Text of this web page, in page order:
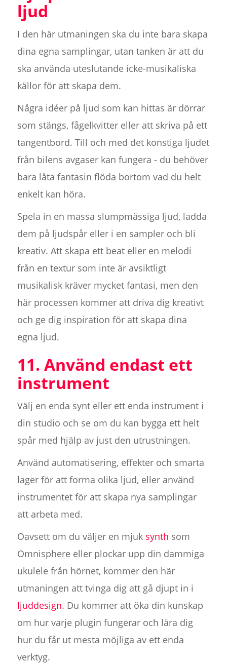
ljud
I den här utmaningen ska du inte bara skapa
dina egna samplingar, utan tanken är att du
ska använda uteslutande icke-musikaliska
källor för att skapa dem.
Några idéer på ljud som kan hittas är dörrar
som stängs, fågelkvitter eller att skriva på ett
tangentbord. Till och med det konstiga ljudet
från bilens avgaser kan fungera - du behöver
bara låta fantasin flöda bortom vad du helt
enkelt kan höra.
Spela in en massa slumpmässiga ljud, ladda
dem på ljudspår eller i en sampler och bli
kreativ. Att skapa ett beat eller en melodi
från en textur som inte är avsiktligt
musikalisk kräver mycket fantasi, men den
här processen kommer att driva dig kreativt
och ge dig inspiration för att skapa dina
egna ljud.
11. Använd endast ett
instrument
Välj en enda synt eller ett enda instrument i
din studio och se om du kan bygga ett helt
spår med hjälp av just den utrustningen.
Använd automatisering, effekter och smarta
lager för att forma olika ljud, eller använd
instrumentet för att skapa nya samplingar
att arbeta med.
Oavsett om du väljer en mjuk synth som
Omnisphere eller plockar upp din dammiga
ukulele från hörnet, kommer den här
utmaningen att tvinga dig att gå djupt in i
ljuddesign. Du kommer att öka din kunskap
om hur varje plugin fungerar och lära dig
hur du får ut mesta möjliga av ett enda
verktyg.